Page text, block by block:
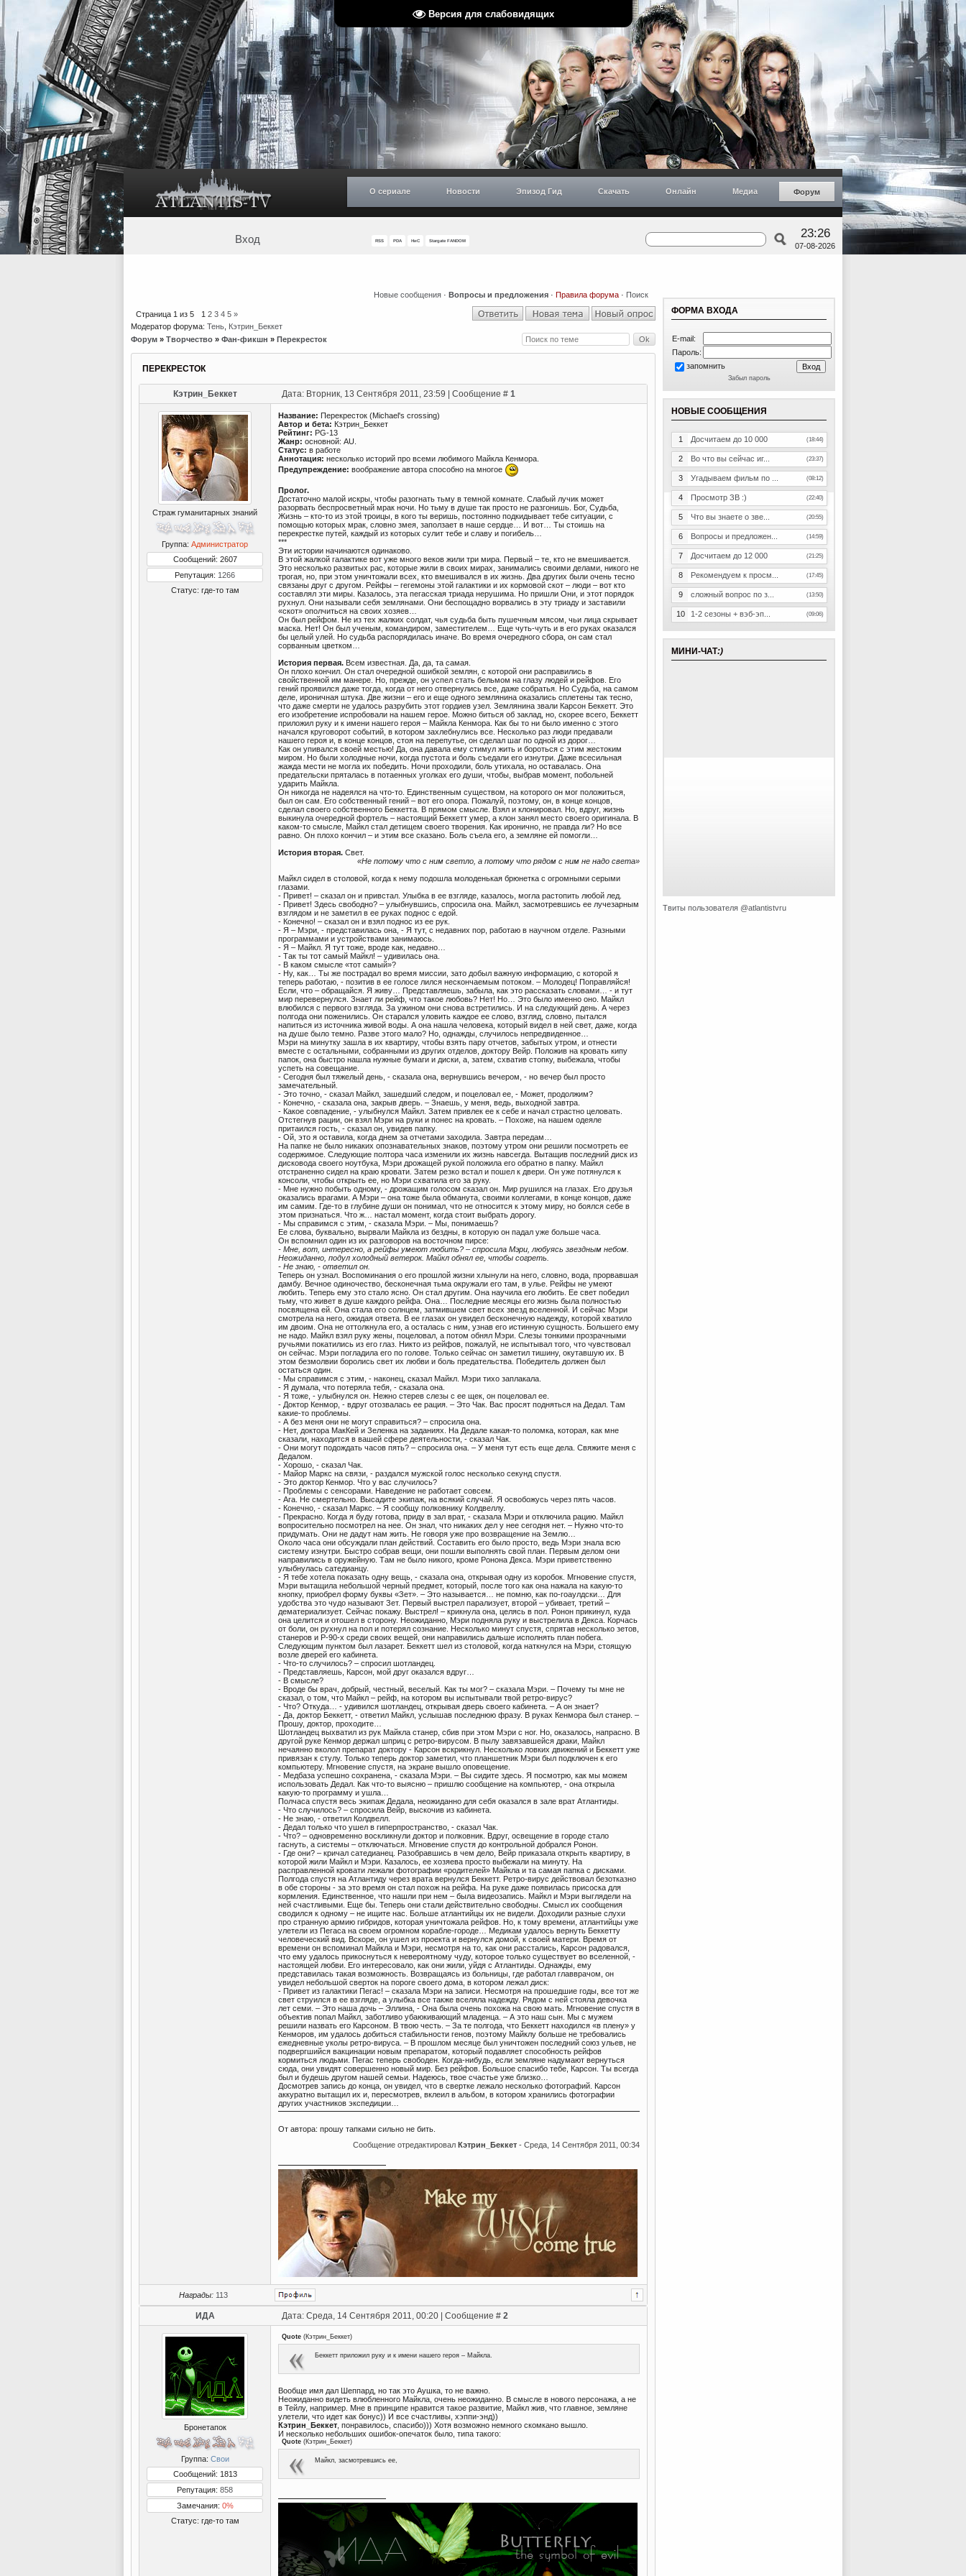
Версия для слабовидящих
О сериале Новости Эпизод Гид Скачать Онлайн Медиа Форум
Вход RSS PDA НиС Stargate FANDOM
23:26
07-08-2026
Новые сообщения · Вопросы и предложения · Правила форума · Поиск
Страница 1 из 5 1 2 3 4 5 »
Модератор форума: Тень Кэтрин_Беккет
Форум » Творчество » Фан-фикшн » Перекресток
ПЕРЕКРЕСТОК
Кэтрин_Беккет Дата: Вторник, 13 Сентября 2011, 23:59 | Сообщение # 1
Страж гуманитарных знаний
Группа: Администратор
Сообщений: 2607
Репутация: 1266
Статус: где-то там
Название: Перекресток (Michael's crossing)
Автор и бета: Кэтрин_Беккет
Рейтинг: PG-13
Жанр: основной: AU.
Статус: в работе
Аннотация: несколько историй про всеми любимого Майкла Кенмора.
Предупреждение: воображение автора способно на многое
Пролог.
Достаточно малой искры, чтобы разогнать тьму в темной комнате. Слабый лучик может
разорвать беспросветный мрак ночи. Но тьму в душе так просто не разгонишь. Бог, Судьба,
Жизнь – кто-то из этой троицы, в кого ты веришь, постоянно подкидывает тебе ситуации, с
помощью которых мрак, словно змея, заползает в наше сердце… И вот… Ты стоишь на
перекрестке путей, каждый из которых сулит тебе и славу и погибель…
***
Эти истории начинаются одинаково.
В этой жалкой галактике вот уже много веков жили три мира. Первый – те, кто не вмешивается.
Это несколько развитых рас, которые жили в своих мирах, занимались своими делами, никого не
трогая, но, при этом уничтожали всех, кто вмешивался в их жизнь. Два других были очень тесно
связаны друг с другом. Рейфы – гегемоны этой галактики и их кормовой скот – люди – вот кто
составлял эти миры. Казалось, эта пегасская триада нерушима. Но пришли Они, и этот порядок
рухнул. Они называли себя землянами. Они беспощадно ворвались в эту триаду и заставили
«скот» ополчиться на своих хозяев…
Он был рейфом. Не из тех жалких солдат, чья судьба быть пушечным мясом, чьи лица скрывает
маска. Нет! Он был ученым, командиром, заместителем… Еще чуть-чуть и в его руках оказался
бы целый улей. Но судьба распорядилась иначе. Во время очередного сбора, он сам стал
сорванным цветком…
История первая. Всем известная. Да, да, та самая.
Он плохо кончил. Он стал очередной ошибкой землян, с которой они расправились в
свойственной им манере. Но, прежде, он успел стать бельмом на глазу людей и рейфов. Его
гений проявился даже тогда, когда от него отвернулись все, даже собратья. Но Судьба, на самом
деле, ироничная штука. Две жизни – его и еще одного землянина оказались сплетены так тесно,
что даже смерти не удалось разрубить этот гордиев узел. Землянина звали Карсон Беккетт. Это
его изобретение испробовали на нашем герое. Можно биться об заклад, но, скорее всего, Беккетт
приложил руку и к имени нашего героя – Майкла Кенмора. Как бы то ни было именно с этого
начался круговорот событий, в котором захлебнулись все. Несколько раз люди предавали
нашего героя и, в конце концов, стоя на перепутье, он сделал шаг по одной из дорог…
Как он упивался своей местью! Да, она давала ему стимул жить и бороться с этим жестоким
миром. Но были холодные ночи, когда пустота и боль съедали его изнутри. Даже всесильная
жажда мести не могла их победить. Ночи проходили, боль утихала, но оставалась. Она
предательски пряталась в потаенных уголках его души, чтобы, выбрав момент, побольней
ударить Майкла.
Он никогда не надеялся на что-то. Единственным существом, на которого он мог положиться,
был он сам. Его собственный гений – вот его опора. Пожалуй, поэтому, он, в конце концов,
сделал своего собственного Беккетта. В прямом смысле. Взял и клонировал. Но, вдруг, жизнь
выкинула очередной фортель – настоящий Беккетт умер, а клон занял место своего оригинала. В
каком-то смысле, Майкл стал детищем своего творения. Как иронично, не правда ли? Но все
равно. Он плохо кончил – и этим все сказано. Боль съела его, а земляне ей помогли…
История вторая. Свет.
«Не потому что с ним светло, а потому что рядом с ним не надо света»
Майкл сидел в столовой, когда к нему подошла молоденькая брюнетка с огромными серыми
глазами.
- Привет! – сказал он и привстал. Улыбка в ее взгляде, казалось, могла растопить любой лед.
- Привет! Здесь свободно? – улыбнувшись, спросила она. Майкл, засмотревшись ее лучезарным
взглядом и не заметил в ее руках поднос с едой.
- Конечно! – сказал он и взял поднос из ее рук.
- Я – Мэри, - представилась она, - Я тут, с недавних пор, работаю в научном отделе. Разными
программами и устройствами занимаюсь.
- Я – Майкл. Я тут тоже, вроде как, недавно…
- Так ты тот самый Майкл! – удивилась она.
- В каком смысле «тот самый»?
- Ну, как… Ты же пострадал во время миссии, зато добыл важную информацию, с которой я
теперь работаю, - позитив в ее голосе лился нескончаемым потоком. – Молодец! Поправляйся!
Если, что – обращайся. Я живу… Представляешь, забыла, как это рассказать словами… - и тут
мир перевернулся. Знает ли рейф, что такое любовь? Нет! Но… Это было именно оно. Майкл
влюбился с первого взгляда. За ужином они снова встретились. И на следующий день. А через
полгода они поженились. Он старался уловить каждое ее слово, взгляд, словно, пытался
напиться из источника живой воды. А она нашла человека, который видел в ней свет, даже, когда
на душе было темно. Разве этого мало? Но, однажды, случилось непредвиденное…
Мэри на минутку зашла в их квартиру, чтобы взять пару отчетов, забытых утром, и отнести
вместе с остальными, собранными из других отделов, доктору Вейр. Положив на кровать кипу
папок, она быстро нашла нужные бумаги и диски, а, затем, схватив стопку, выбежала, чтобы
успеть на совещание.
- Сегодня был тяжелый день, - сказала она, вернувшись вечером, - но вечер был просто
замечательный.
- Это точно, - сказал Майкл, зашедший следом, и поцеловал ее, - Может, продолжим?
- Конечно, - сказала она, закрыв дверь. – Знаешь, у меня, ведь, выходной завтра.
- Какое совпадение, - улыбнулся Майкл. Затем привлек ее к себе и начал страстно целовать.
Отстегнув рации, он взял Мэри на руки и понес на кровать. – Похоже, на нашем одеяле
притаился гость, - сказал он, увидев папку.
- Ой, это я оставила, когда днем за отчетами заходила. Завтра передам…
На папке не было никаких опознавательных знаков, поэтому утром они решили посмотреть ее
содержимое. Следующие полтора часа изменили их жизнь навсегда. Вытащив последний диск из
дисковода своего ноутбука, Мэри дрожащей рукой положила его обратно в папку. Майкл
отстраненно сидел на краю кровати. Затем резко встал и пошел к двери. Он уже потянулся к
консоли, чтобы открыть ее, но Мэри схватила его за руку.
- Мне нужно побыть одному, - дрожащим голосом сказал он. Мир рушился на глазах. Его друзья
оказались врагами. А Мэри – она тоже была обманута, своими коллегами, в конце концов, даже
им самим. Где-то в глубине души он понимал, что не относится к этому миру, но боялся себе в
этом признаться. Что ж… настал момент, когда стоит выбрать дорогу.
- Мы справимся с этим, - сказала Мэри. – Мы, понимаешь?
Ее слова, буквально, вырвали Майкла из бездны, в которую он падал уже больше часа.
Он вспомнил один из их разговоров на восточном пирсе:
- Мне, вот, интересно, а рейфы умеют любить? – спросила Мэри, любуясь звездным небом.
Неожиданно, подул холодный ветерок. Майкл обнял ее, чтобы согреть.
- Не знаю, - ответил он.
Теперь он узнал. Воспоминания о его прошлой жизни хлынули на него, словно, вода, прорвавшая
дамбу. Вечное одиночество, бесконечная тьма окружали его там, в улье. Рейфы не умеют
любить. Теперь ему это стало ясно. Он стал другим. Она научила его любить. Ее свет победил
тьму, что живет в душе каждого рейфа. Она… Последние месяцы его жизнь была полностью
посвящена ей. Она стала его солнцем, затмившем свет всех звезд вселенной. И сейчас Мэри
смотрела на него, ожидая ответа. В ее глазах он увидел бесконечную надежду, которой хватило
им двоим. Она не оттолкнула его, а осталась с ним, узнав его истинную сущность. Большего ему
не надо. Майкл взял руку жены, поцеловал, а потом обнял Мэри. Слезы тонкими прозрачными
ручьями покатились из его глаз. Никто из рейфов, пожалуй, не испытывал того, что чувствовал
он сейчас. Мэри погладила его по голове. Только сейчас он заметил тишину, окутавшую их. В
этом безмолвии боролись свет их любви и боль предательства. Победитель должен был
остаться один.
- Мы справимся с этим, - наконец, сказал Майкл. Мэри тихо заплакала.
- Я думала, что потеряла тебя, - сказала она.
- Я тоже, - улыбнулся он. Нежно стерев слезы с ее щек, он поцеловал ее.
- Доктор Кенмор, - вдруг отозвалась ее рация. – Это Чак. Вас просят подняться на Дедал. Там
какие-то проблемы.
- А без меня они не могут справиться? – спросила она.
- Нет, доктора МакКей и Зеленка на заданиях. На Дедале какая-то поломка, которая, как мне
сказали, находится в вашей сфере деятельности, - сказал Чак.
- Они могут подождать часов пять? – спросила она. – У меня тут есть еще дела. Свяжите меня с
Дедалом.
- Хорошо, - сказал Чак.
- Майор Маркс на связи, - раздался мужской голос несколько секунд спустя.
- Это доктор Кенмор. Что у вас случилось?
- Проблемы с сенсорами. Наведение не работает совсем.
- Ага. Не смертельно. Высадите экипаж, на всякий случай. Я освобожусь через пять часов.
- Конечно, - сказал Маркс. – Я сообщу полковнику Колдвеллу.
- Прекрасно. Когда я буду готова, приду в зал врат, - сказала Мэри и отключила рацию. Майкл
вопросительно посмотрел на нее. Он знал, что никаких дел у нее сегодня нет. – Нужно что-то
придумать. Они не дадут нам жить. Не говоря уже про возвращение на Землю…
Около часа они обсуждали план действий. Составить его было просто, ведь Мэри знала всю
систему изнутри. Быстро собрав вещи, они пошли выполнять свой план. Первым делом они
направились в оружейную. Там не было никого, кроме Ронона Декса. Мэри приветственно
улыбнулась сатедианцу.
- Я тебе хотела показать одну вещь, - сказала она, открывая одну из коробок. Мгновение спустя,
Мэри вытащила небольшой черный предмет, который, после того как она нажала на какую-то
кнопку, приобрел форму буквы «Зет». – Это называется… не помню, как по-гоаулдски… Для
удобства это чудо называют Зет. Первый выстрел парализует, второй – убивает, третий –
дематериализует. Сейчас покажу. Выстрел! – крикнула она, целясь в пол. Ронон прикинул, куда
она целится и отошел в сторону. Неожиданно, Мэри подняла руку и выстрелила в Декса. Корчась
от боли, он рухнул на пол и потерял сознание. Несколько минут спустя, спрятав несколько зетов,
станеров и Р-90-х среди своих вещей, они направились дальше исполнять план побега.
Следующим пунктом был лазарет. Беккетт шел из столовой, когда наткнулся на Мэри, стоящую
возле дверей его кабинета.
- Что-то случилось? – спросил шотландец.
- Представляешь, Карсон, мой друг оказался вдруг…
- В смысле?
- Вроде бы врач, добрый, честный, веселый. Как ты мог? – сказала Мэри. – Почему ты мне не
сказал, о том, что Майкл – рейф, на котором вы испытывали твой ретро-вирус?
- Что? Откуда… - удивился шотландец, открывая дверь своего кабинета. – А он знает?
- Да, доктор Беккетт, - ответил Майкл, услышав последнюю фразу. В руках Кенмора был станер. –
Прошу, доктор, проходите…
Шотландец выхватил из рук Майкла станер, сбив при этом Мэри с ног. Но, оказалось, напрасно. В
другой руке Кенмор держал шприц с ретро-вирусом. В пылу завязавшейся драки, Майкл
нечаянно вколол препарат доктору - Карсон вскрикнул. Несколько ловких движений и Беккетт уже
привязан к стулу. Только теперь доктор заметил, что планшетник Мэри был подключен к его
компьютеру. Мгновение спустя, на экране вышло оповещение.
- Медбаза успешно сохранена, - сказала Мэри. – Вы сидите здесь. Я посмотрю, как мы можем
использовать Дедал. Как что-то выясню – пришлю сообщение на компьютер, - она открыла
какую-то программу и ушла…
Полчаса спустя весь экипаж Дедала, неожиданно для себя оказался в зале врат Атлантиды.
- Что случилось? – спросила Вейр, выскочив из кабинета.
- Не знаю, - ответил Колдвелл.
- Дедал только что ушел в гиперпространство, - сказал Чак.
- Что? – одновременно воскликнули доктор и полковник. Вдруг, освещение в городе стало
гаснуть, а системы – отключаться. Мгновение спустя до контрольной добрался Ронон.
- Где они? – кричал сатедианец. Разобравшись в чем дело, Вейр приказала открыть квартиру, в
которой жили Майкл и Мэри. Казалось, ее хозяева просто выбежали на минуту. На
расправленной кровати лежали фотографии «родителей» Майкла и та самая папка с дисками.
Полгода спустя на Атлантиду через врата вернулся Беккетт. Ретро-вирус действовал безотказно
в обе стороны - за это время он стал похож на рейфа. На руке даже появилась присоска для
кормления. Единственное, что нашли при нем – была видеозапись. Майкл и Мэри выглядели на
ней счастливыми. Еще бы. Теперь они стали действительно свободны. Смысл их сообщения
сводился к одному – не ищите нас. Больше атлантийцы их не видели. Доходили разные слухи
про странную армию гибридов, которая уничтожала рейфов. Но, к тому времени, атлантийцы уже
улетели из Пегаса на своем огромном корабле-городе… Медикам удалось вернуть Беккетту
человеческий вид. Вскоре, он ушел из проекта и вернулся домой, к своей матери. Время от
времени он вспоминал Майкла и Мэри, несмотря на то, как они расстались, Карсон радовался,
что ему удалось прикоснуться к невероятному чуду, которое только существует во вселенной, -
настоящей любви. Его интересовало, как они жили, уйдя с Атлантиды. Однажды, ему
представилась такая возможность. Возвращаясь из больницы, где работал главврачом, он
увидел небольшой сверток на пороге своего дома, в котором лежал диск:
- Привет из галактики Пегас! – сказала Мэри на записи. Несмотря на прошедшие годы, все тот же
свет струился в ее взгляде, а улыбка все также вселяла надежду. Рядом с ней стояла девочка
лет семи. – Это наша дочь – Эллина, - Она была очень похожа на свою мать. Мгновение спустя в
объектив попал Майкл, заботливо убаюкивающий младенца. – А это наш сын. Мы с мужем
решили назвать его Карсоном. В твою честь. – За те полгода, что Беккетт находился «в плену» у
Кенморов, им удалось добиться стабильности генов, поэтому Майклу больше не требовались
ежедневные уколы ретро-вируса. – В прошлом месяце был уничтожен последний союз ульев, не
подвергшийся вакцинации новым препаратом, который подавляет способность рейфов
кормиться людьми. Пегас теперь свободен. Когда-нибудь, если земляне надумают вернуться
сюда, они увидят совершенно новый мир. Без рейфов. Большое спасибо тебе, Карсон. Ты всегда
был и будешь другом нашей семьи. Надеюсь, твое счастье уже близко…
Досмотрев запись до конца, он увидел, что в свертке лежало несколько фотографий. Карсон
аккуратно вытащил их и, пересмотрев, вклеил в альбом, в котором хранились фотографии
других участников экспедиции…
От автора: прошу тапками сильно не бить.
Сообщение отредактировал Кэтрин_Беккет - Среда, 14 Сентября 2011, 00:34
Награды: 113
ИДА Дата: Среда, 14 Сентября 2011, 00:20 | Сообщение # 2
Бронетапок
Группа: Свои
Сообщений: 1813
Репутация: 858
Замечания: 0%
Статус: где-то там
Quote (Кэтрин_Беккет)
Беккетт приложил руку и к имени нашего героя – Майкла.
Вообще имя дал Шеппард, но так это Аушка, то не важно.
Неожиданно видеть влюбленного Майкла, очень неожиданно. В смысле в нового персонажа, а не
в Тейлу, например. Мне в принципе нравится такое развитие, Майкл жив, что главное, земляне
улетели, что идет как бонус)) И все счастливы, хэппи-энд))
Кэтрин_Беккет , понравилось, спасибо))) Хотя возможно немного скомкано вышло.
И несколько небольших ошибок-опечаток было, типа такого:
Quote (Кэтрин_Беккет)
Майкл, засмотревшись ее,
ФОРМА ВХОДА
E-mail:
Пароль:
запомнить
Забыл пароль
НОВЫЕ СООБЩЕНИЯ
1 Досчитаем до 10 000 (18:44)
2 Во что вы сейчас иг... (23:37)
3 Угадываем фильм по ... (08:12)
4 Просмотр ЗВ :) (22:40)
5 Что вы знаете о зве... (20:55)
6 Вопросы и предложен... (14:59)
7 Досчитаем до 12 000 (21:25)
8 Рекомендуем к просм... (17:45)
9 сложный вопрос по з... (13:50)
10 1-2 сезоны + вэб-эп... (09:06)
МИНИ-ЧАТ:)
Твиты пользователя @atlantistvru